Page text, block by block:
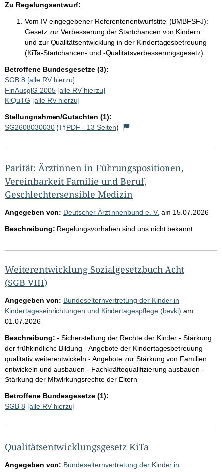
Zu Regelungsentwurf:
Vom IV eingegebener Referentenentwurfstitel (BMBFSFJ):
Gesetz zur Verbesserung der Startchancen von Kindern
und zur Qualitätsentwicklung in der Kindertagesbetreuung
(KiTa-Startchancen- und -Qualitätsverbesserungsgesetz)
Betroffene Bundesgesetze (3):
SGB 8 [alle RV hierzu]
FinAusglG 2005 [alle RV hierzu]
KiQuTG [alle RV hierzu]
Stellungnahmen/Gutachten (1):
SG2608030030 ( PDF - 13 Seiten)
Parität: Ärztinnen in Führungspositionen,
Vereinbarkeit Familie und Beruf,
Geschlechtersensible Medizin
Angegeben von: Deutscher Ärztinnenbund e. V. am 15.07.2026
Beschreibung: Regelungsvorhaben sind uns nicht bekannt
Weiterentwicklung Sozialgesetzbuch Acht
(SGB VIII)
Angegeben von: Bundeselternvertretung der Kinder in
Kindertageseinrichtungen und Kindertagespflege (bevki) am
01.07.2026
Beschreibung: - Sicherstellung der Rechte der Kinder - Stärkung
der frühkindliche Bildung - Angebote der Kindertagesbetreuung
qualitativ weiterentwickeln - Angebote zur Stärkung von Familien
entwickeln und ausbauen - Fachkräftequalifizierung ausbauen -
Stärkung der Mitwirkungsrechte der Eltern
Betroffene Bundesgesetze (1):
SGB 8 [alle RV hierzu]
Qualitätsentwicklungsgesetz KiTa
Angegeben von: Bundeselternvertretung der Kinder in